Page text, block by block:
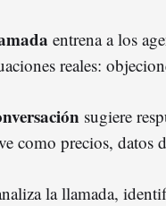
entrena a los
reales:
sugiere
como precios, datos
la llamada,